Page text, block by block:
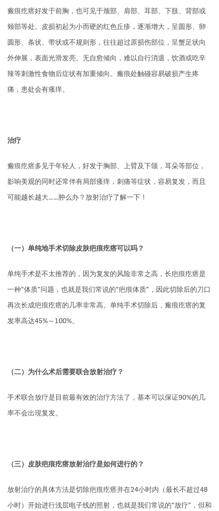
瘢痕疙瘩好发于前胸，也可见于颈部、肩部、耳部、下肢、背部或
颊部等处。皮损初起为小而硬的红色丘疹，逐渐增大，呈圆形、卵
圆形、条状、带状或不规则形，往往超过原损伤部位，呈蟹足状向
外伸展，表面光滑发亮。无自愈倾向，难以自行消退，饮酒或吃辛
辣等刺激性食物后症状有加重倾向。瘢痕处触碰容易破损产生疼
痛，患处会有瘙痒。
治疗
瘢痕疙瘩多见于年轻人，好发于胸部、上臂及下颌，耳朵等部位，
影响美观的同时还常伴有局部瘙痒，刺痛等症状，容易复发，而且
可能越长越大……肿么办？放射治疗了解一下！
（一）单纯地手术切除皮肤疤痕疙瘩可以吗？
单纯手术是不太推荐的，因为复发的风险非常之高，长疤痕疙瘩是
一种“体质”问题，也就是我们常说的“疤痕体质”，因此切除后的刀口
再次长成疤痕疙瘩的几率非常高。单纯手术切除后，瘢痕疙瘩的复
发率高达45%～100%。
（二）为什么术后需要联合放射治疗？
手术联合放疗是目前最有效的治疗方法了，基本可以保证90%的几
率不会出现复发。
（三）皮肤疤痕疙瘩放射治疗是如何进行的？
放射治疗的具体方法是切除疤痕疙瘩并在24小时内（最长不超过48
小时）开始进行浅层电子线的照射，也就是我们常说的“放疗”，但和